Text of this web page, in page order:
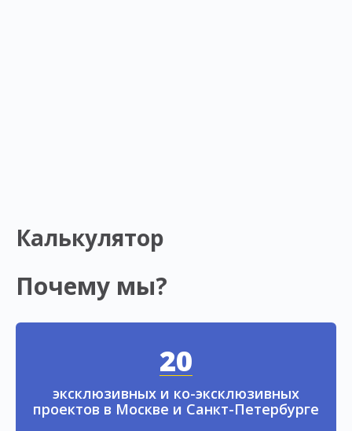
Калькулятор
Почему мы?
20
эксклюзивных и ко-эксклюзивных
проектов в Москве и Санкт-Петербурге